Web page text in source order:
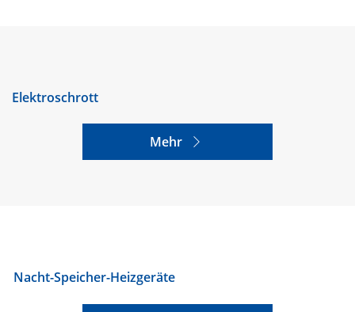
Elektroschrott
Mehr
Nacht-Speicher-Heizgeräte